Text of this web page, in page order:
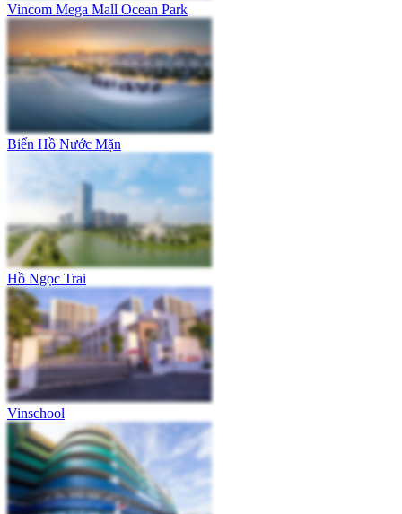
Vincom Mega Mall Ocean Park
Biển Hồ Nước Mặn
Hồ Ngọc Trai
Vinschool